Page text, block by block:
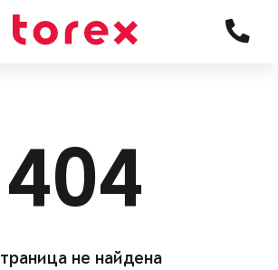
404
не найдена